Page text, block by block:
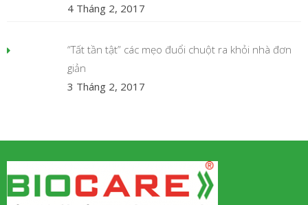
4 Tháng 2, 2017
“Tất tần tật” các mẹo đuổi chuột ra khỏi nhà đơn
giản
3 Tháng 2, 2017